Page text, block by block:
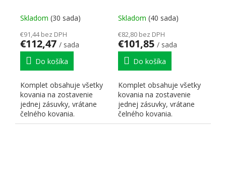
tmavosivá OG, skrutka,
Skladom (30 sada)
€91,44 bez DPH
€112,47 / sada
Do košíka
Komplet obsahuje všetky
kovania na zostavenie
jednej zásuvky, vrátane
čelného kovania.
tmavosivá OG, Inserta,
Skladom (40 sada)
€82,80 bez DPH
€101,85 / sada
Do košíka
Komplet obsahuje všetky
kovania na zostavenie
jednej zásuvky, vrátane
čelného kovania.